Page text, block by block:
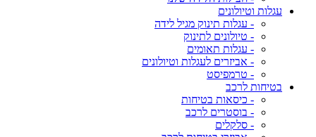
עגלות וטיולונים
- עגלות תינוק מגיל לידה
- טיולונים לתינוק
- עגלות תאומים
- אביזרים לעגלות וטיולונים
- טרמפיסט
בטיחות לרכב
- כיסאות בטיחות
- בוסטרים לרכב
- סלקלים